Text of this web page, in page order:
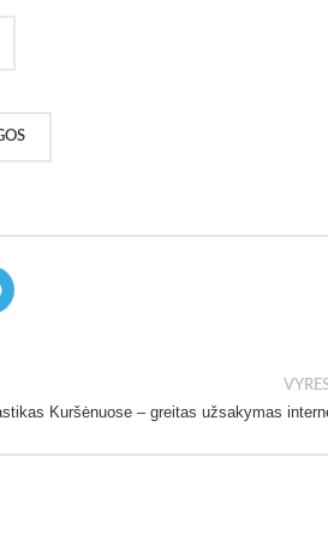
Kuršėnuose – greitas užsakymas